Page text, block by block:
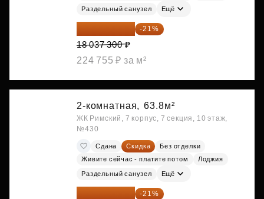
Раздельный санузел Ещё
14 249 467 ₽ -21%
18 037 300 ₽
224 755 ₽ за м²
2-комнатная, 63.8м²
ЖК Римский, 7 корпус, 7 секция, 10 этаж,
№430
Сдана Скидка
Без отделки
Живите сейчас - платите потом
Лоджия
Раздельный санузел Ещё
14 258 726 ₽ -21%